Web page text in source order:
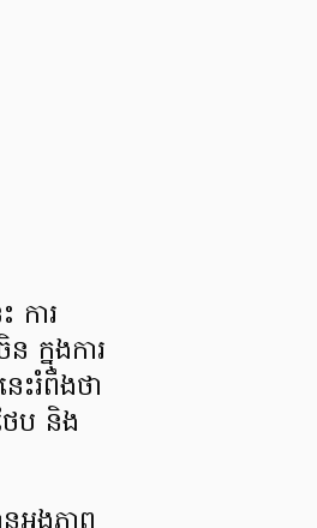
ការ
ក្នុងការ
ះរំពឹងថា
ែប និង